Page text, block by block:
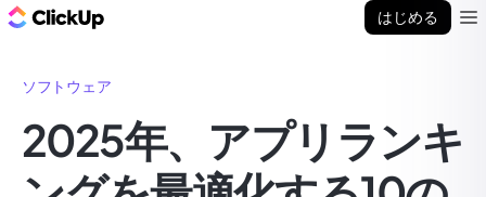
はじめる
ソフトウェア
2025年、アプリランキ